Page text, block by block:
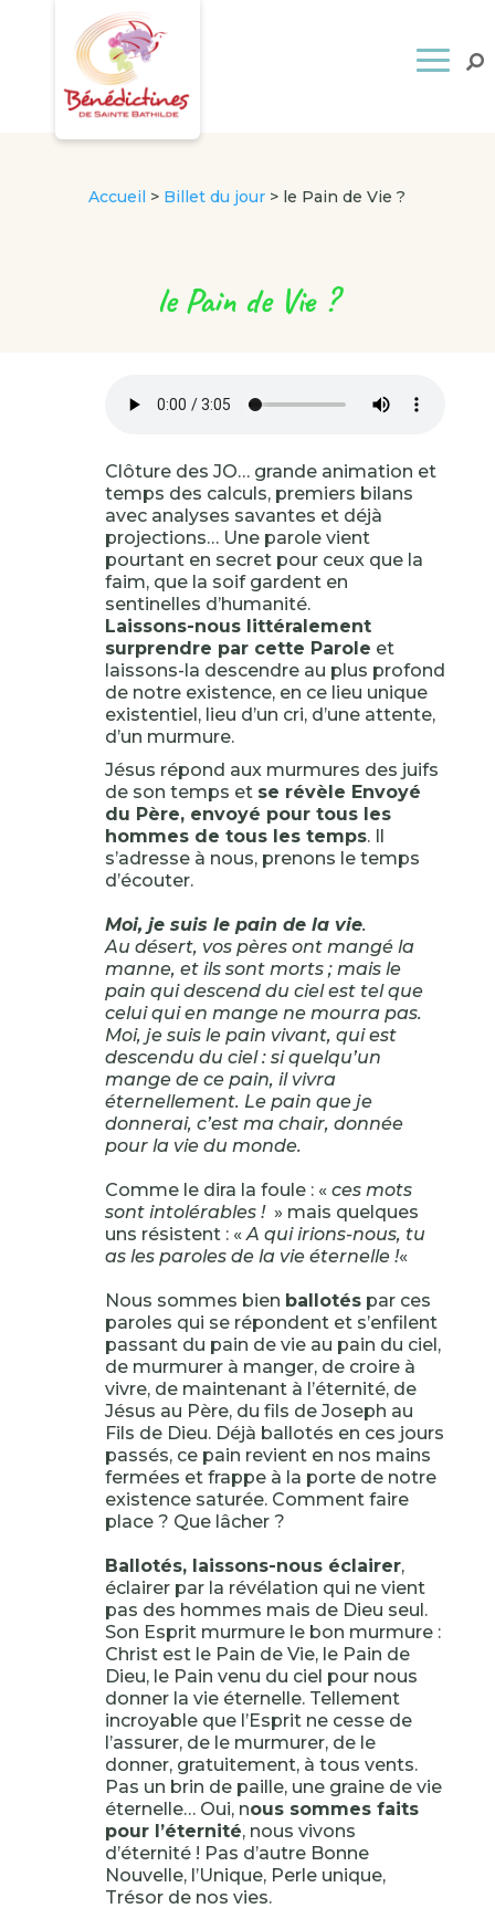
Accueil > Billet du jour > le Pain de Vie ?
le Pain de Vie ?
Clôture des JO… grande animation et
temps des calculs, premiers bilans
avec analyses savantes et déjà
projections… Une parole vient
pourtant en secret pour ceux que la
faim, que la soif gardent en
sentinelles d’humanité.
Laissons-nous littéralement
surprendre par cette Parole et
laissons-la descendre au plus profond
de notre existence, en ce lieu unique
existentiel, lieu d’un cri, d’une attente,
d’un murmure.
Jésus répond aux murmures des juifs
de son temps et se révèle Envoyé
du Père, envoyé pour tous les
hommes de tous les temps. Il
s’adresse à nous, prenons le temps
d’écouter.
Moi, je suis le pain de la vie.
Au désert, vos pères ont mangé la
manne, et ils sont morts ; mais le
pain qui descend du ciel est tel que
celui qui en mange ne mourra pas.
Moi, je suis le pain vivant, qui est
descendu du ciel : si quelqu’un
mange de ce pain, il vivra
éternellement. Le pain que je
donnerai, c’est ma chair, donnée
pour la vie du monde.
Comme le dira la foule : « ces mots
sont intolérables !» mais quelques
uns résistent : «A qui irions-nous, tu
as les paroles de la vie éternelle !«
Nous sommes bien ballotéspar ces
paroles qui se répondent et s’enfilent
passant du pain de vie au pain du ciel,
de murmurer à manger, de croire à
vivre, de maintenant à l’éternité, de
Jésus au Père, du fils de Joseph au
Fils de Dieu. Déjà ballotés en ces jours
passés, ce pain revient en nos mains
fermées et frappe à la porte de notre
existence saturée. Comment faire
place ? Que lâcher ?
Ballotés, laissons-nous éclairer,
éclairer par la révélation qui ne vient
pas des hommes mais de Dieu seul.
Son Esprit murmure le bon murmure :
Christ est le Pain de Vie, le Pain de
Dieu, le Pain venu du ciel pour nous
donner la vie éternelle. Tellement
incroyable que l’Esprit ne cesse de
l’assurer, de le murmurer, de le
donner, gratuitement, à tous vents.
Pas un brin de paille, une graine de vie
éternelle… Oui, nous sommes faits
pour l’éternité, nous vivons
d’éternité ! Pas d’autre Bonne
Nouvelle, l’Unique, Perle unique,
Trésor de nos vies.